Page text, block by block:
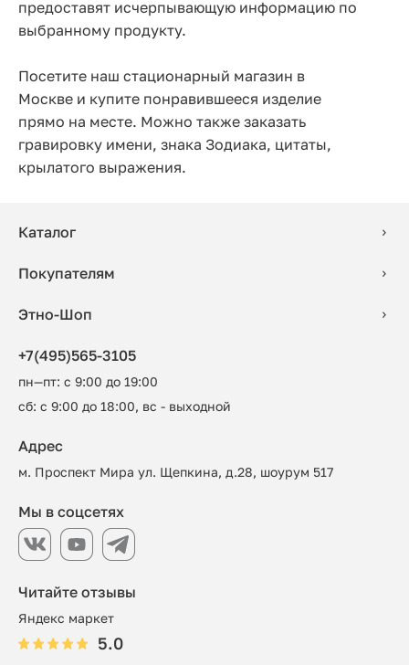
предоставят исчерпывающую информацию по
выбранному продукту.
Посетите наш стационарный магазин в
Москве и купите понравившееся изделие
прямо на месте. Можно также заказать
гравировку имени, знака Зодиака, цитаты,
крылатого выражения.
Каталог
Покупателям
Этно-Шоп
+7(495)565-3105
пн—пт: с 9:00 до 19:00
сб: с 9:00 до 18:00, вс - выходной
Читайте отзывы
Яндекс маркет
5.0
Адрес
м. Проспект Мира ул. Щепкина, д.28, шоурум 517
Мы в соцсетях